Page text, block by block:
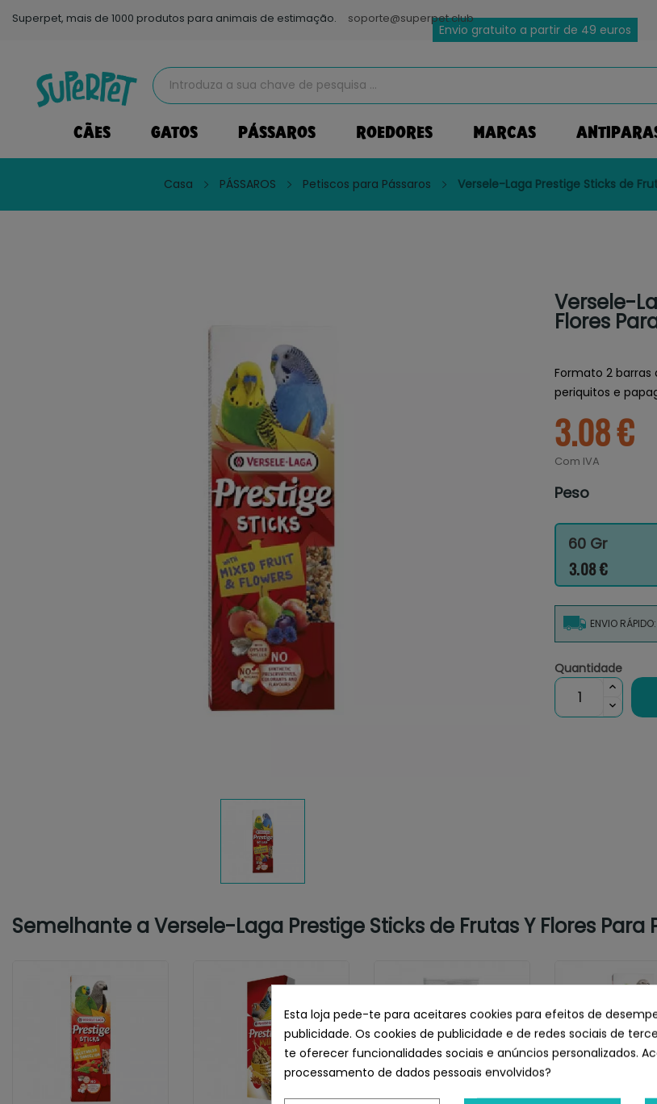
Superpet, mais de 1000 produtos para animais de estimação. soporte@superpet.club
Envio gratuito a partir de 49 euros
CÃES GATOS PÁSSAROS ROEDORES MARCAS
Casa PÁSSAROS Petiscos para Pássaros Versele-Laga Prestige Sticks de
Versele-
Flores
Formato 2
periquitos e
3.08 €
Com IVA
Peso
60 Gr
3.08 €
ENVIO
Quantidade
Semelhante a Versele-Laga Prestige Sticks de Frutas Y Flores Para
Esta loja pede-te para aceitares cookies para efeitos de
publicidade. Os cookies de publicidade e de redes sociais de
te oferecer funcionalidades sociais e anúncios personalizados.
processamento de dados pessoais envolvidos?